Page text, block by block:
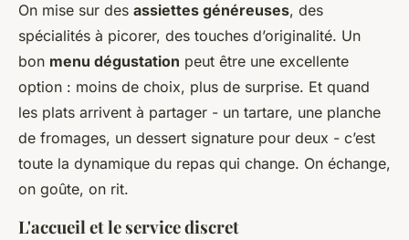
On mise sur des assiettes généreuses, des
spécialités à picorer, des touches d’originalité. Un
bon menu dégustation peut être une excellente
option : moins de choix, plus de surprise. Et quand
les plats arrivent à partager - un tartare, une planche
de fromages, un dessert signature pour deux - c’est
toute la dynamique du repas qui change. On échange,
on goûte, on rit.
L'accueil et le service discret